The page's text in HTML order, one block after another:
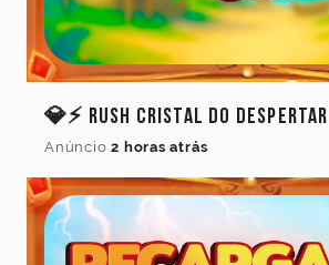
💎⚡ Rush Cristal do Despertar
Anúncio 2 horas atrás